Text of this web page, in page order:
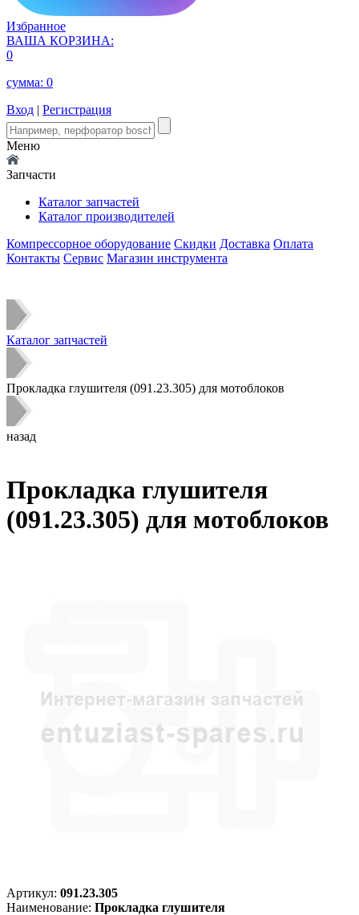
Избранное
ВАША КОРЗИНА:
0
сумма: 0
Вход | Регистрация
Меню
Запчасти
Каталог запчастей
Каталог производителей
Компрессорное оборудование Скидки Доставка Оплата
Контакты Сервис Магазин инструмента
Каталог запчастей
Прокладка глушителя (091.23.305) для мотоблоков
назад
Прокладка глушителя
(091.23.305) для мотоблоков
Артикул: 091.23.305
Наименование: Прокладка глушителя